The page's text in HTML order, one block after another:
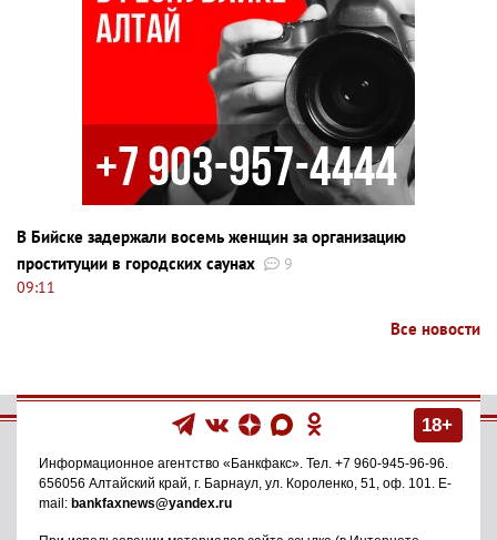
В Бийске задержали восемь женщин за организацию
проституции в городских саунах
9
09:11
Все новости
18+
Информационное агентство «Банкфакс». Тел. +7 960-945-96-96.
656056 Алтайский край, г. Барнаул, ул. Короленко, 51, оф. 101. E-
mail: bankfaxnews@yandex.ru